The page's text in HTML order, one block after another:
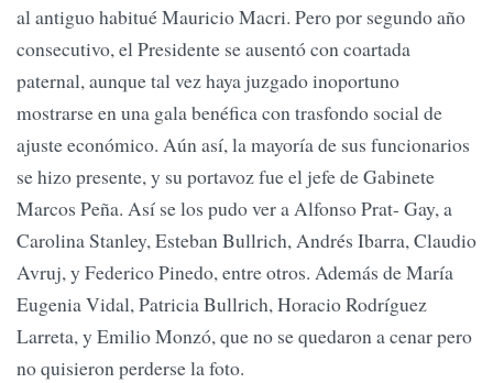
al antiguo habitué Mauricio Macri. Pero por segundo año
consecutivo, el Presidente se ausentó con coartada
paternal, aunque tal vez haya juzgado inoportuno
mostrarse en una gala benéfica con trasfondo social de
ajuste económico. Aún así, la mayoría de sus funcionarios
se hizo presente, y su portavoz fue el jefe de Gabinete
Marcos Peña. Así se los pudo ver a Alfonso Prat- Gay, a
Carolina Stanley, Esteban Bullrich, Andrés Ibarra, Claudio
Avruj, y Federico Pinedo, entre otros. Además de María
Eugenia Vidal, Patricia Bullrich, Horacio Rodríguez
Larreta, y Emilio Monzó, que no se quedaron a cenar pero
no quisieron perderse la foto.